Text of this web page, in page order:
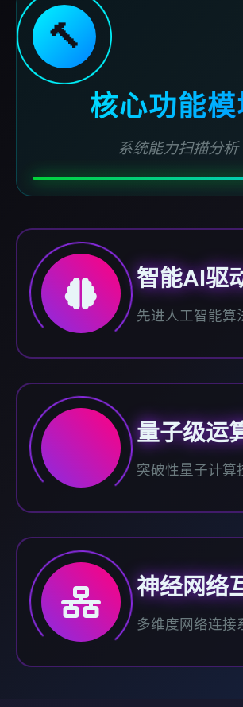
🔨
核心功能模
系统能力扫描分析
智能AI驱
先进人工智能算
量子级运
突破性量子计算
神经网络
多维度网络连接